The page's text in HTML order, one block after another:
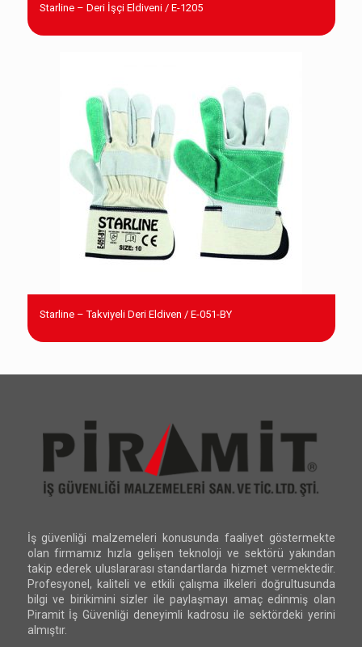
Starline – Deri İşçi Eldiveni / E-1205
Starline – Takviyeli Deri Eldiven / E-051-BY
İş güvenliği malzemeleri konusunda faaliyet göstermekte
olan firmamız hızla gelişen teknoloji ve sektörü yakından
takip ederek uluslararası standartlarda hizmet vermektedir.
Profesyonel, kaliteli ve etkili çalışma ilkeleri doğrultusunda
bilgi ve birikimini sizler ile paylaşmayı amaç edinmiş olan
Piramit İş Güvenliği deneyimli kadrosu ile sektördeki yerini
almıştır.